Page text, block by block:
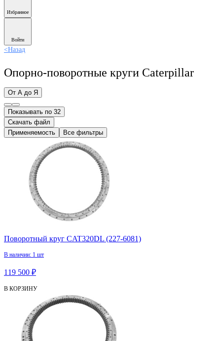
Избранное
Войти
<Назад
Опорно-поворотные круги Caterpillar
От А до Я
Показывать по 32
Скачать файл
Применяемость
Все фильтры
Поворотный круг CAT320DL (227-6081)
В наличии: 1 шт
119 500 ₽
В КОРЗИНУ